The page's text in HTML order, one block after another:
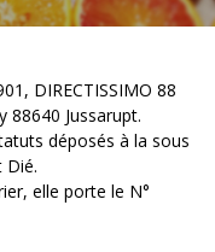
DIRECTISSIMO 88
88640 Jussarupt.
déposés à la sous
Dié.
elle porte le N°